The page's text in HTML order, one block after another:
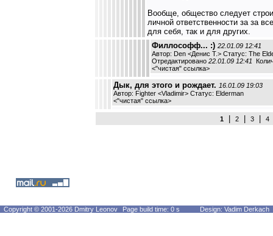
Вообще, общество следует
личной ответственности за за
для себя, так и для других.
Филлософф... :) 22.01.09 12:41
Автор: Den <Денис Т.> Статус: The
Отредактировано 22.01.09 12:41
<"чистая" ссылка>
Дык, для этого и рождает. 16.01.09 19:03
Автор: Fighter <Vladimir> Статус: Elderman
<"чистая" ссылка>
1 2 3 4
Copyright © 2001-2026 Dmitry Leonov Page build time: 0 s Design: Vadim Derkach